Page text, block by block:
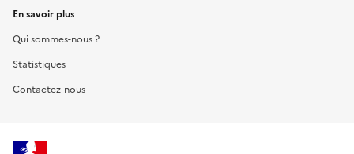
En savoir plus
Qui sommes-nous ?
Statistiques
Contactez-nous